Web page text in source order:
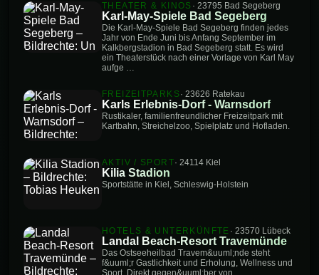
THEATER & KINOS · 23795 Bad Segeberg
Karl-May-Spiele Bad Segeberg
Die Karl-May-Spiele Bad Segeberg finden jedes
Jahr von Ende Juni bis Anfang September im
Kalkbergstadion in Bad Segeberg statt. Es wird
ein Theaterstück nach einer Vorlage von Karl May
aufge …
FREIZEITPARKS· 23626 Ratekau
Karls Erlebnis-Dorf - Warnsdorf
Rustikaler, familienfreundlicher Freizeitpark mit
Kartbahn, Streichelzoo, Spielplatz und Hofladen.
AKTIV / SPORT· 24114 Kiel
Kilia Stadion
Sportstätte in Kiel, Schleswig-Holstein
HOTELS & UNTERKÜNFTE · 23570 Lübeck
Landal Beach-Resort Travemünde
Das Ostseeheilbad Travem&uuml;nde steht
f&uuml;r Gastlichkeit und Erholung, Wellness und
Sport. Direkt gegen&uuml;ber von